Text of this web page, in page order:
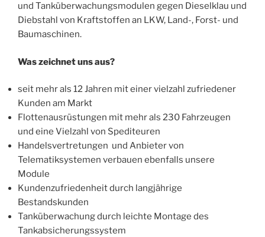
und Tanküberwachungsmodulen gegen Dieselklau und
Diebstahl von Kraftstoffen an LKW, Land-, Forst- und
Baumaschinen.
Was zeichnet uns aus?
seit mehr als 12 Jahren mit einer vielzahl zufriedener
Kunden am Markt
Flottenausrüstungen mit mehr als 230 Fahrzeugen
und eine Vielzahl von Spediteuren
Handelsvertretungen und Anbieter von
Telematiksystemen verbauen ebenfalls unsere
Module
Kundenzufriedenheit durch langjährige
Bestandskunden
Tanküberwachung durch leichte Montage des
Tankabsicherungssystem